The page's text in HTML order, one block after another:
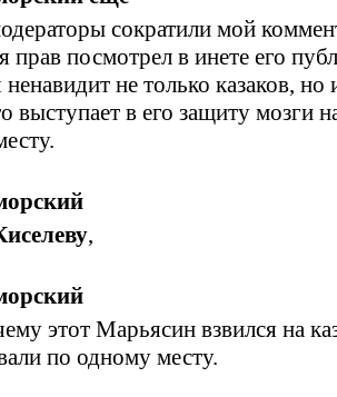
сократили мой
прав посмотрел в инете его
ненавидит не только казаков,
выступает в его защиту мозги
,
этот Марьясин взвился на
по одному месту.